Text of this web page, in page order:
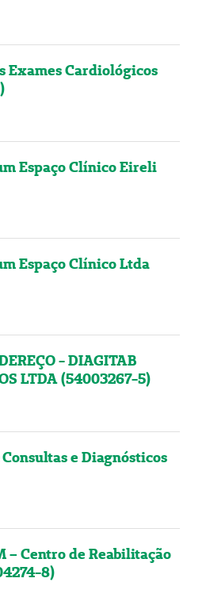
Exames Cardiológicos
Espaço Clínico Eireli
Espaço Clínico Ltda
- DIAGITAB
LTDA (54003267-5)
e Diagnósticos
– Centro de Reabilitação
8)